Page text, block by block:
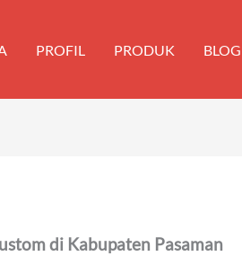
PROFIL PRODUK BLOG
di Kabupaten Pasaman